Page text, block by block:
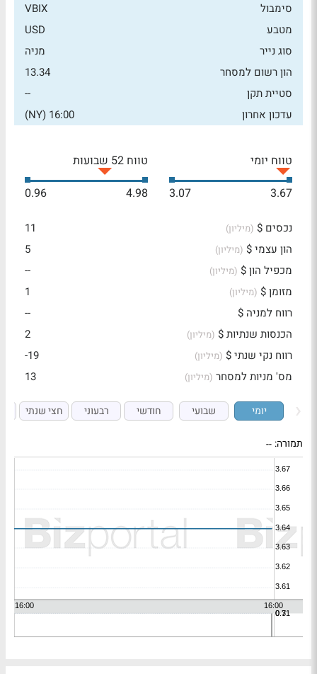
סימבול
VBIX
מטבע
USD
סוג נייר
מניה
הון רשום למסחר
13.34
סטיית תקן
--
עדכון אחרון
16:00 (NY)
טווח יומי
3.67
3.07
טווח 52 שבועות
4.98
0.96
נכסים $ (מיליון)
11
הון עצמי $ (מיליון)
5
מכפיל הון $ (מיליון)
--
מזומן $ (מיליון)
1
רווח למניה $
--
הכנסות שנתיות $ (מיליון)
2
רווח נקי שנתי $ (מיליון)
-19
מס' מניות למסחר (מיליון) 13
יומי שבועי חודשי רבעוני חצי שנתי
תמורה: --